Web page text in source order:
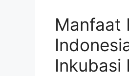
Manfaat
Inkubasi